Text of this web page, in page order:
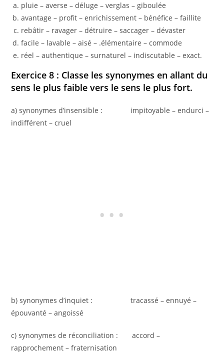
pluie – averse – déluge – verglas – giboulée
avantage – profit – enrichissement – bénéfice – faillite
rebâtir – ravager – détruire – saccager – dévaster
facile – lavable – aisé – .élémentaire – commode
réel – authentique – surnaturel – indiscutable – exact.
Exercice 8 : Classe les synonymes en allant du
sens le plus faible vers le sens le plus fort.
a) synonymes d’insensible : impitoyable – endurci –
indifférent – cruel
b) synonymes d’inquiet : tracassé – ennuyé –
épouvanté – angoissé
c) synonymes de réconciliation : accord –
rapprochement – fraternisation